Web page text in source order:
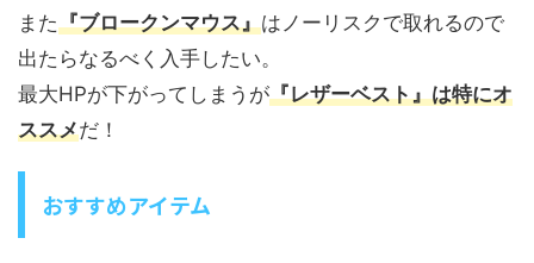
また『ブロークンマウス』はノーリスクで取れるので
出たらなるべく入手したい。
最大HPが下がってしまうが『レザーベスト』は特にオ
ススメだ！
おすすめアイテム